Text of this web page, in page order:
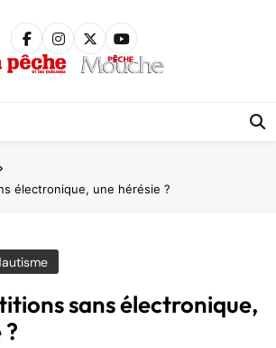
électronique, une hérésie ?
sans électronique,